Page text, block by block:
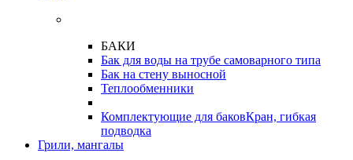
БАКИ
Бак для воды на трубе самоварного типа
Бак на стену выносной
Теплообменники
Комплектующие для баковКран, гибкая
подводка
Грили, мангалы